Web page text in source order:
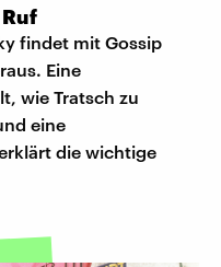
findet mit Gossip
Eine
wie Tratsch zu
eine
die wichtige